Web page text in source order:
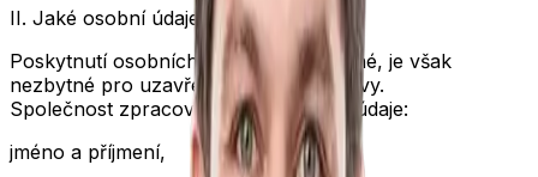
II. Jaké osobní údaje zpracováváme
Poskytnutí osobních údajů není povinné, je však
nezbytné pro uzavření a plnění smlouvy.
Společnost zpracovává zejména tyto údaje:
jméno a příjmení,